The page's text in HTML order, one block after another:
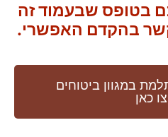
בטופס שבעמוד זה
קשר בהקדם האפשרי.
במגוון ביטוחים
כאן